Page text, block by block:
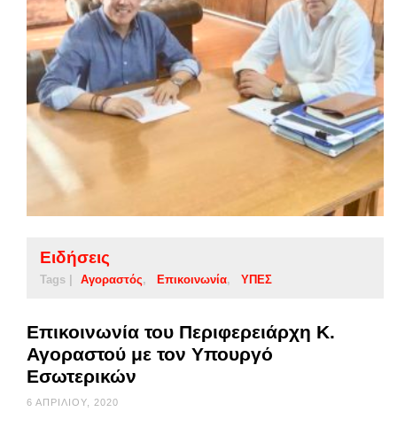
Ειδήσεις
Tags | Αγοραστός Επικοινωνία ΥΠΕΣ
Επικοινωνία του Περιφερειάρχη Κ.
Αγοραστού με τον Υπουργό
Εσωτερικών
6 ΑΠΡΙΛΊΟΥ, 2020